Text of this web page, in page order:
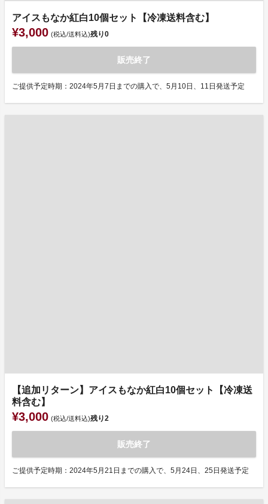
アイスもなか紅白10個セット【冷凍送料含む】
¥3,000 (税込/送料込)残り0
販売終了
ご提供予定時期：2024年5月7日までの購入で、5月10日、11日発送予定
【追加リターン】アイスもなか紅白10個セット【冷凍送
料含む】
¥3,000 (税込/送料込)残り2
販売終了
ご提供予定時期：2024年5月21日までの購入で、5月24日、25日発送予定